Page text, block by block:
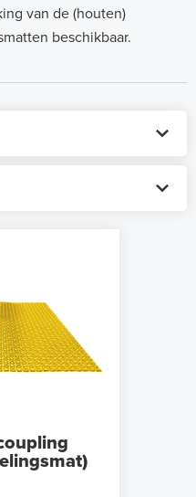
van de (houten)
beschikbaar.